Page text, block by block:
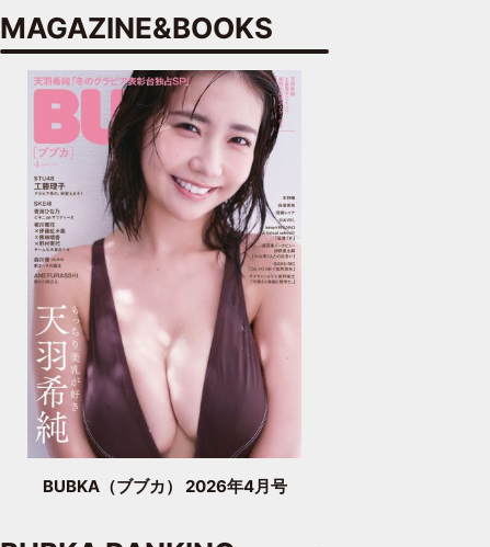
MAGAZINE&BOOKS
BUBKA（ブブカ） 2026年4月号